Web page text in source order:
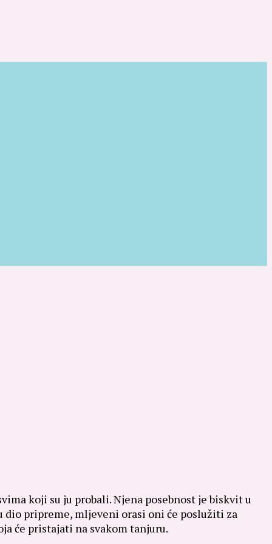
koji su ju probali.Njena posebnost je biskvit u
dio pripreme, mljeveni orasi oni će poslužiti za
će pristajati na svakom tanjuru.